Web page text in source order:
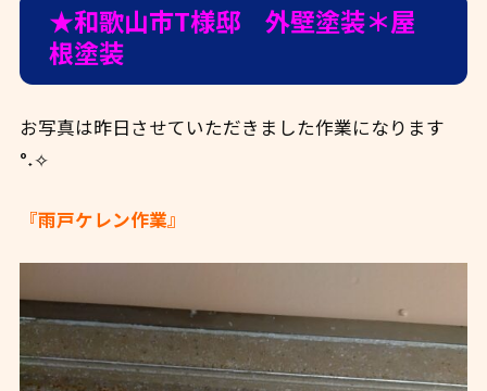
★和歌山市T様邸 外壁塗装＊屋
根塗装
お写真は昨日させていただきました作業になります
°˖✧
『雨戸ケレン作業』